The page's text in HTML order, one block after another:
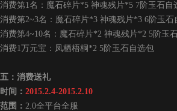
第1名：魔石碎片*5 神魂残片*5 7阶玉石自
第2~3名：魔石碎片*3 神魂残片*3 6阶玉石
第4~10名：魔石碎片*2 神魂残片*2 5阶玉
1万元宝：凤栖梧桐*2 5阶玉石自选包
：消费送礼
间： 2015.2.4-2015.2.10
围： 2.0全平台全服